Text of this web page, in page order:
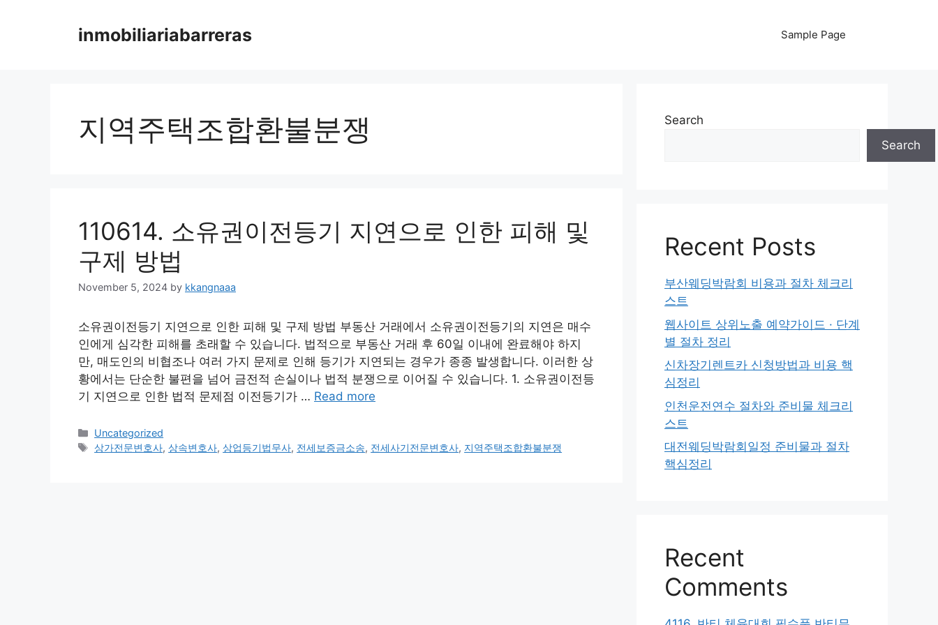
inmobiliariabarreras Sample Page
지역주택조합환불분쟁
110614. 소유권이전등기 지연으로 인한 피해 및
구제 방법
November 5, 2024 by kkangnaaa
소유권이전등기 지연으로 인한 피해 및 구제 방법 부동산 거래에서 소유권이전등기의 지연은 매수
인에게 심각한 피해를 초래할 수 있습니다. 법적으로 부동산 거래 후 60일 이내에 완료해야 하지
만, 매도인의 비협조나 여러 가지 문제로 인해 등기가 지연되는 경우가 종종 발생합니다. 이러한 상
황에서는 단순한 불편을 넘어 금전적 손실이나 법적 분쟁으로 이어질 수 있습니다. 1. 소유권이전등
기 지연으로 인한 법적 문제점 이전등기가 … Read more
Categories
Uncategorized
Tags
상가전문변호사,상속변호사,상업등기법무사, 전세보증금소송, 전세사기전문변호사, 지역주택조합환불분쟁
Search
Search
Recent Posts
부산웨딩박람회 비용과 절차 체크리
스트
웹사이트 상위노출 예약가이드 · 단계
별 절차 정리
신차장기렌트카 신청방법과 비용 핵
심정리
인천운전연수 절차와 준비물 체크리
스트
대전웨딩박람회일정 준비물과 절차
핵심정리
Recent
Comments